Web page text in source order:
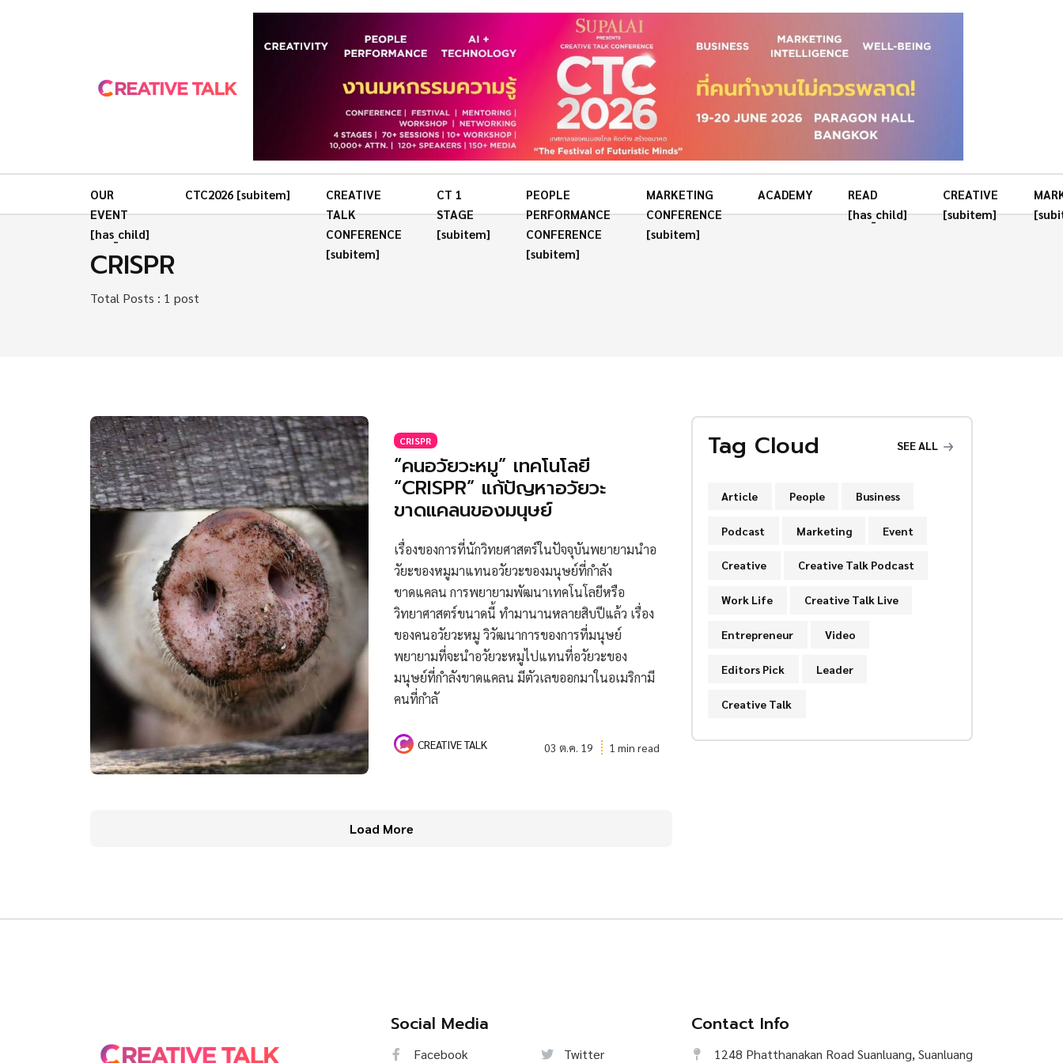
OUR
EVENT
[has_child]
CTC2026 [subitem]
CREATIVE
TALK
CONFERENCE
[subitem]
CT 1
STAGE
[subitem]
PEOPLE
PERFORMANCE
CONFERENCE
[subitem]
MARKETING
CONFERENCE
[subitem]
ACADEMY
READ
[has_child]
CREATIVE
[subitem]
CRISPR
Total Posts : 1 post
CRISPR
“คนอวัยวะหมู” เทคโนโลยี
“CRISPR” แก้ปัญหาอวัยวะ
ขาดแคลนของมนุษย์
เรื่องของการที่นักวิทยศาสตร์ในปัจจุบันพยายามนำอ
วัยะของหมูมาแทนอวัยวะของมนุษย์ที่กำลัง
ขาดแคลน การพยายามพัฒนาเทคโนโลยีหรือ
วิทยาศาสตร์ขนาดนี้ ทำมานานหลายสิบปีแล้ว เรื่อง
ของคนอวัยวะหมู วิวัฒนาการของการที่มนุษย์
พยายามที่จะนำอวัยวะหมูไปแทนที่อวัยวะของ
มนุษย์ที่กำลังขาดแคลน มีตัวเลขออกมาในอเมริกามี
คนที่กำลั
CREATIVE TALK 03 ต.ค. 19 1 min read
Load More
Tag Cloud SEE ALL
Article People Business
Podcast Marketing Event
Creative Creative Talk Podcast
Work Life Creative Talk Live
Entrepreneur Video
Editors Pick Leader
Creative Talk
Social Media
Facebook Twitter
Contact Info
1248 Phatthanakan Road Suanluang, Suanluang